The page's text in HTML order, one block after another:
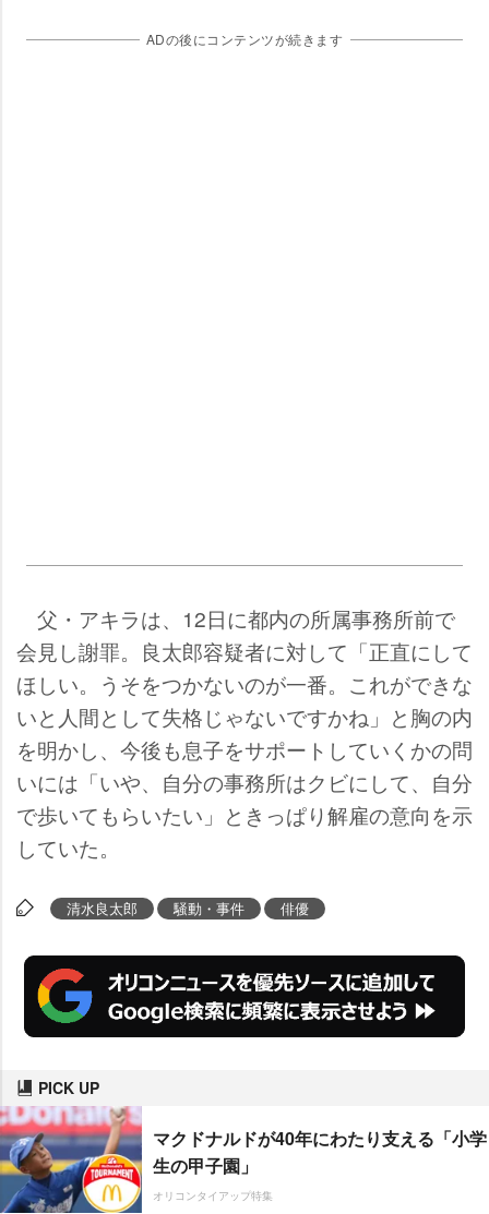
ADの後にコンテンツが続きます
父・アキラは、12日に都内の所属事務所前で
会見し謝罪。良太郎容疑者に対して「正直にして
ほしい。うそをつかないのが一番。これができな
いと人間として失格じゃないですかね」と胸の内
を明かし、今後も息子をサポートしていくかの問
いには「いや、自分の事務所はクビにして、自分
で歩いてもらいたい」ときっぱり解雇の意向を示
していた。
清水良太郎 騒動・事件 俳優
PICK UP
マクドナルドが40年にわたり支える「小学
生の甲子園」
オリコンタイアップ特集